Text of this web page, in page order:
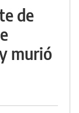
de
murió